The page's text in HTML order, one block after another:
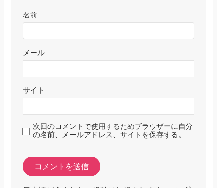
名前
メール
サイト
次回のコメントで使用するためブラウザーに自分
の名前、メールアドレス、サイトを保存する。